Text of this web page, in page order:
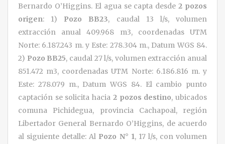
Bernardo O’Higgins. El agua se capta desde2 pozos
origen: 1) Pozo BB23, caudal 13 l/s, volumen
extracción anual 409.968 m3, coordenadas UTM
Norte: 6.187.243 m. y Este: 278.304 m., Datum WGS 84.
2) Pozo BB25, caudal 27 l/s, volumen extracción anual
851.472 m3, coordenadas UTM Norte: 6.186.816 m. y
Este: 278.079 m., Datum WGS 84. El cambio punto
captación se solicita hacia 2 pozos destino, ubicados
comuna Pichidegua, provincia Cachapoal, región
Libertador General Bernardo O’Higgins, de acuerdo
al siguiente detalle: Al Pozo N° 1, 17 l/s, con volumen